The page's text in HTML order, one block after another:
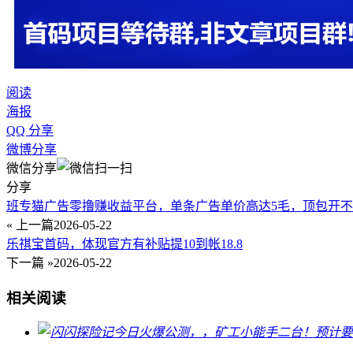
阅读
海报
QQ 分享
微博分享
微信分享
分享
班专猫广告零撸赚收益平台，单条广告单价高达5毛，顶包开
« 上一篇2026-05-22
乐祺宝首码，体现官方有补贴提10到帐18.8
下一篇 »2026-05-22
相关阅读